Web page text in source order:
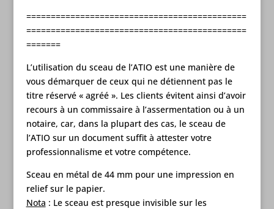
=============================================
=============================================
=======
L’utilisation du sceau de l’ATIO est une manière de
vous démarquer de ceux qui ne détiennent pas le
titre réservé « agréé ». Les clients évitent ainsi d’avoir
recours à un commissaire à l’assermentation ou à un
notaire, car, dans la plupart des cas, le sceau de
l’ATIO sur un document suffit à attester votre
professionnalisme et votre compétence.
Sceau en métal de 44 mm pour une impression en
relief sur le papier.
Nota : Le sceau est presque invisible sur les